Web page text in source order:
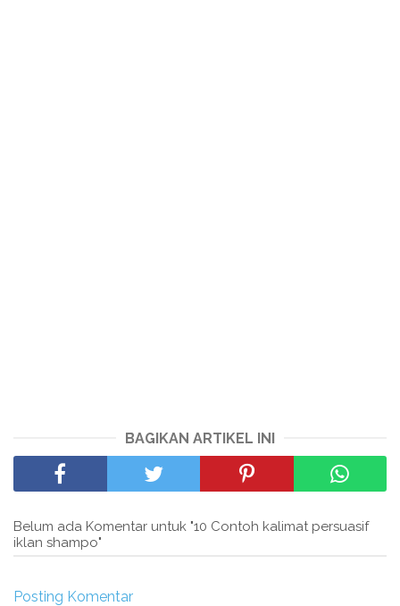
BAGIKAN ARTIKEL INI
Belum ada Komentar untuk "10 Contoh kalimat persuasif
iklan shampo"
Posting Komentar